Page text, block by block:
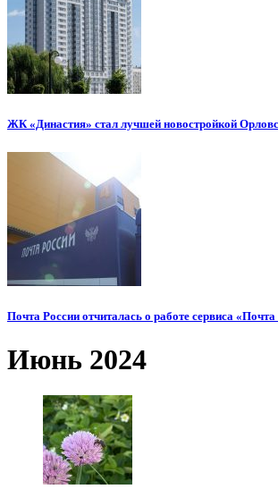
ЖК «Династия» стал лучшей новостройкой
Почта России отчиталась о работе сервиса
Июнь 2024